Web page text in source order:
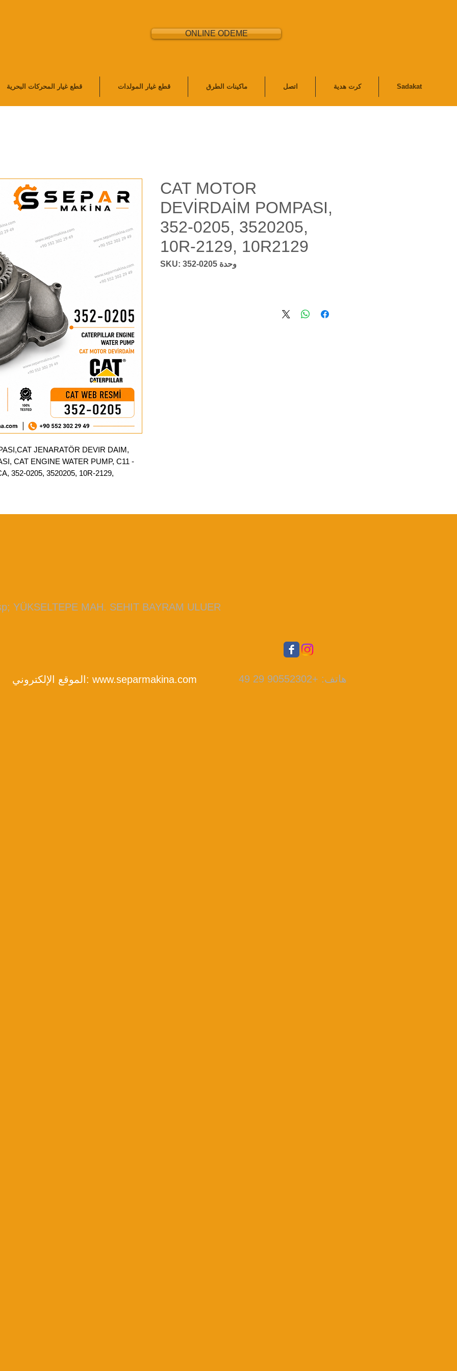
ONLINE ODEME
قطع غيار المحركات البحرية قطع غيار المولدات ماكينات الطرق اتصل كرت هدية Sadakat
JENARATÖR DEVIR DAIM,
CAT ENGINE WATER PUMP, C11 -
352-0205, 3520205, 10R-2129,
CAT MOTOR
DEVİRDAİM POMPASI,
352-0205, 3520205,
10R-2129, 10R2129
وحدة SKU: 352-0205
YÜKSELTEPE MAH. SEHIT BAYRAM ULUER
الموقع الإلكتروني: www.separmakina.com هاتف: +90552302 29 49